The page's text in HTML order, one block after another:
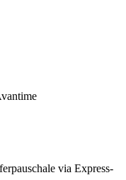
via Express-